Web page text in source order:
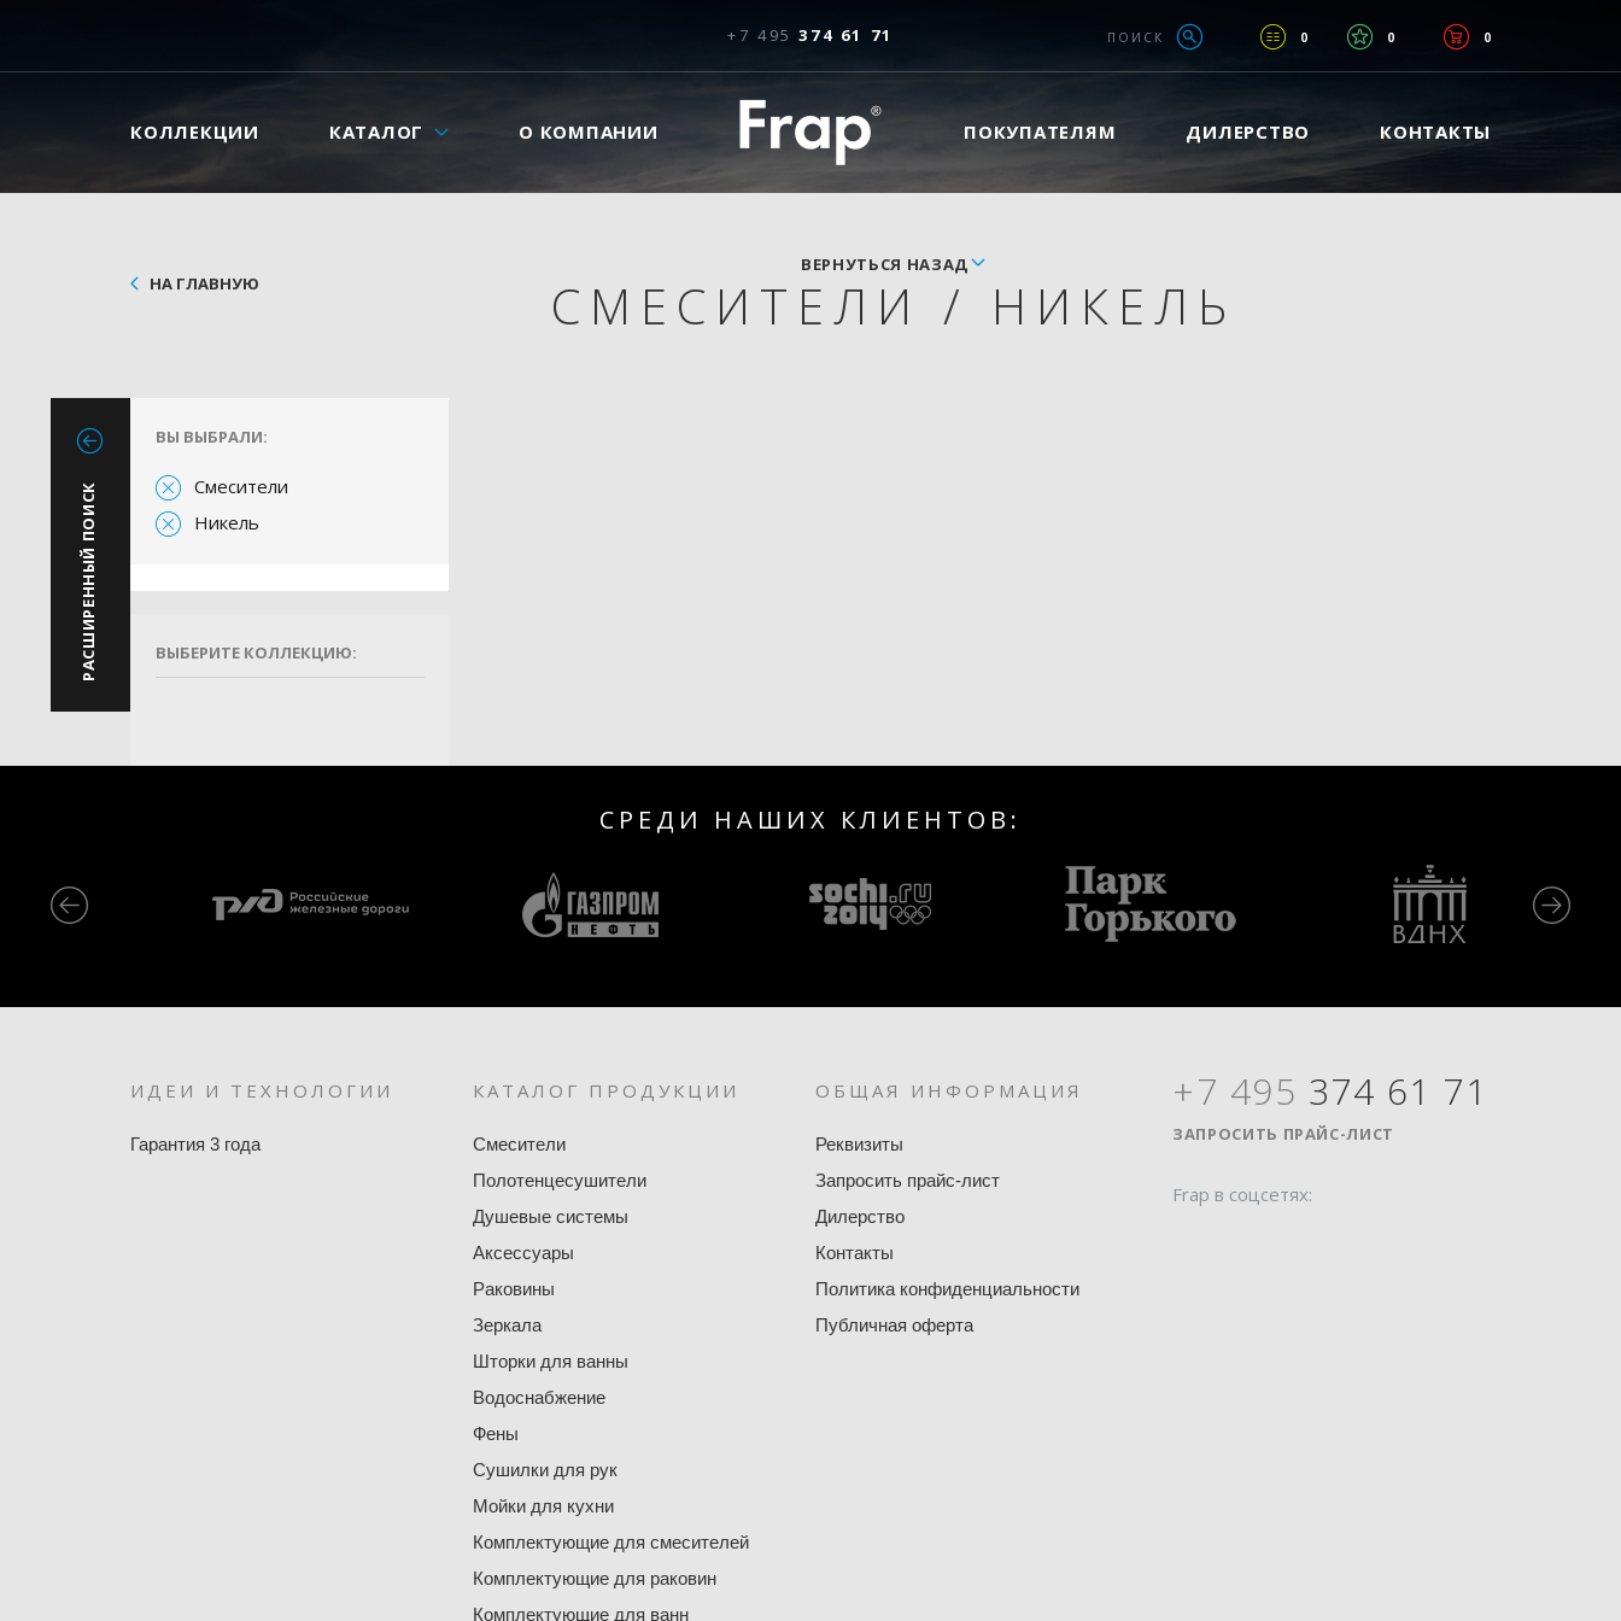
+7 495 374 61 71 0 0 0
ПОИСК
КОЛЛЕКЦИИ КАТАЛОГ О КОМПАНИИ ПОКУПАТЕЛЯМ ДИЛЕРСТВО КОНТАКТЫ
НА ГЛАВНУЮ
ВЕРНУТЬСЯ НАЗАД
СМЕСИТЕЛИ / НИКЕЛЬ
РАСШИРЕННЫЙ ПОИСК
ВЫ ВЫБРАЛИ:
Смесители
Никель
ВЫБЕРИТЕ КОЛЛЕКЦИЮ:
СРЕДИ НАШИХ КЛИЕНТОВ:
ИДЕИ И ТЕХНОЛОГИИ
Гарантия 3 года
КАТАЛОГ ПРОДУКЦИИ
Смесители
Полотенцесушители
Душевые системы
Аксессуары
Раковины
Зеркала
Шторки для ванны
Водоснабжение
Фены
Сушилки для рук
Мойки для кухни
Комплектующие для смесителей
Комплектующие для раковин
Комплектующие для ванн
ОБЩАЯ ИНФОРМАЦИЯ
Реквизиты
Запросить прайс-лист
Дилерство
Контакты
Политика конфиденциальности
Публичная оферта
+7 495 374 61 71
ЗАПРОСИТЬ ПРАЙС-ЛИСТ
Frap в соцсетях: